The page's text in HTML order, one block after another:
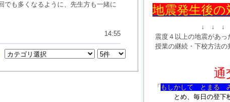
でも多くなるように、先生方も一緒に
14:55
地震発生後
↓ ↓ ↓
震度４以上の地震があっ
授業の継続・下校方法の
通
「 もしかして とまる
とめ、毎日の登下